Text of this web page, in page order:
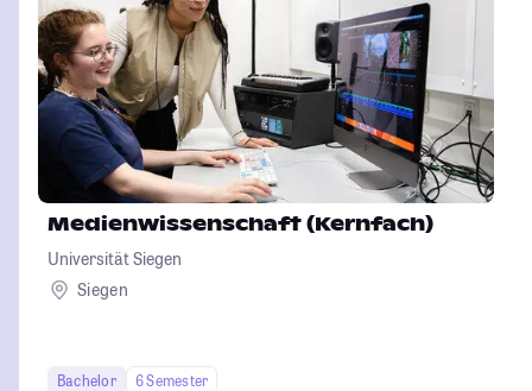
Medienwissenschaft (Kernfach)
Universität Siegen
Siegen
Bachelor
6 Semester